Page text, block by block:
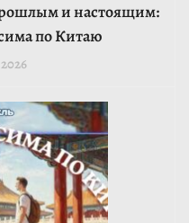
и настоящим:
по Китаю